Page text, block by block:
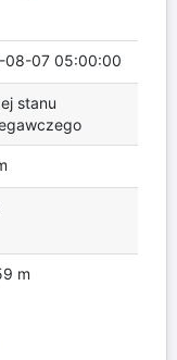
08-07 05:00:00
stanu
m